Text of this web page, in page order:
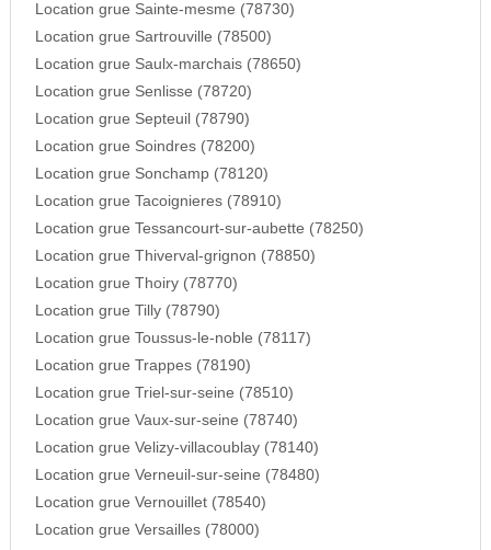
Location grue Sainte-mesme (78730)
Location grue Sartrouville (78500)
Location grue Saulx-marchais (78650)
Location grue Senlisse (78720)
Location grue Septeuil (78790)
Location grue Soindres (78200)
Location grue Sonchamp (78120)
Location grue Tacoignieres (78910)
Location grue Tessancourt-sur-aubette (78250)
Location grue Thiverval-grignon (78850)
Location grue Thoiry (78770)
Location grue Tilly (78790)
Location grue Toussus-le-noble (78117)
Location grue Trappes (78190)
Location grue Triel-sur-seine (78510)
Location grue Vaux-sur-seine (78740)
Location grue Velizy-villacoublay (78140)
Location grue Verneuil-sur-seine (78480)
Location grue Vernouillet (78540)
Location grue Versailles (78000)